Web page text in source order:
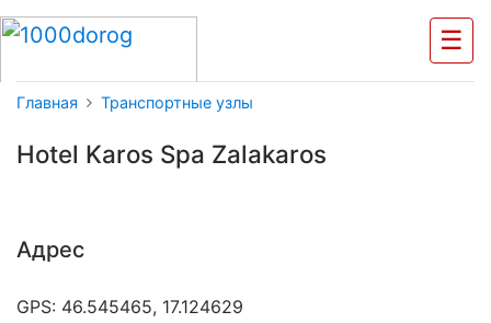
☰
Главная Транспортные узлы
Hotel Karos Spa Zalakaros
Адрес
GPS: 46.545465, 17.124629